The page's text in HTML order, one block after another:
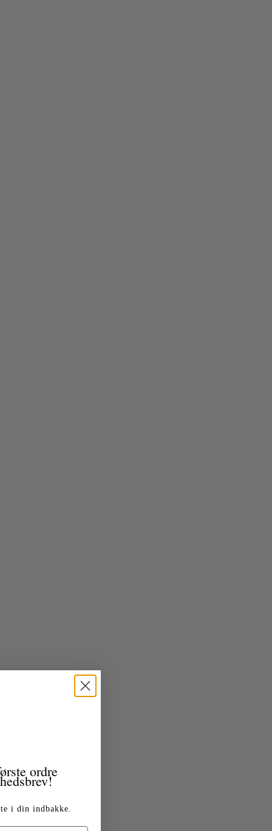
ordre
i din indbakke.